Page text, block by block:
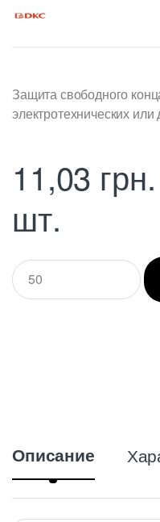
Защита свободного
электротехнических
11,03 грн.
шт.
Q
u
a
Описание